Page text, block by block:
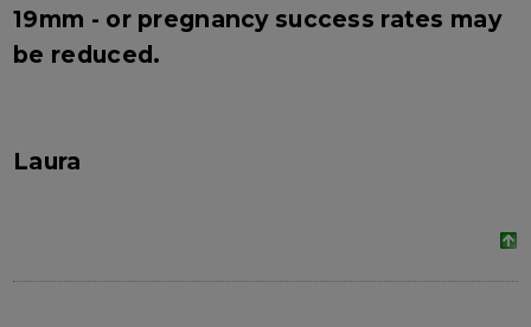
19mm - or pregnancy success rates may
be reduced.
Laura